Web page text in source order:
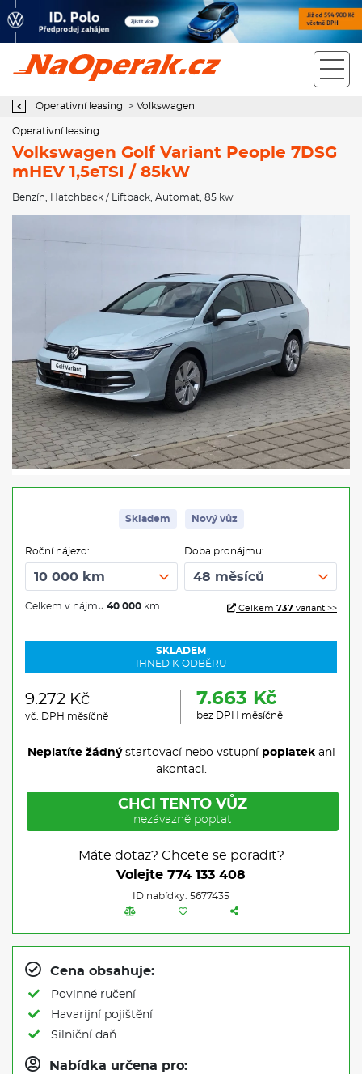
Operativní leasing Volkswagen Golf Variant People 7DSG mHEV
Operativní leasing > Volkswagen
Operativní leasing
Volkswagen Golf Variant People 7DSG
mHEV 1,5eTSI / 85kW
Benzín Hatchback / Liftback Automat , 85 kw
Skladem Nový vůz
Roční nájezd:
Celkem v nájmu 40 000 km
Doba pronájmu:
Celkem 737 variant >>
SKLADEM
IHNED K ODBĚRU
9.272 Kč
vč. DPH měsíčně
7.663 Kč
bez DPH měsíčně
Neplatíte žádnýstartovací nebo vstupní poplatekani
akontaci.
CHCI TENTO VŮZ
nezávazně poptat
Máte dotaz? Chcete se poradit?
Volejte 774 133 408
ID nabídky: 5677435
Cena obsahuje:
Povinné ručení
Havarijní pojištění
Silniční daň
Nabídka určena pro: